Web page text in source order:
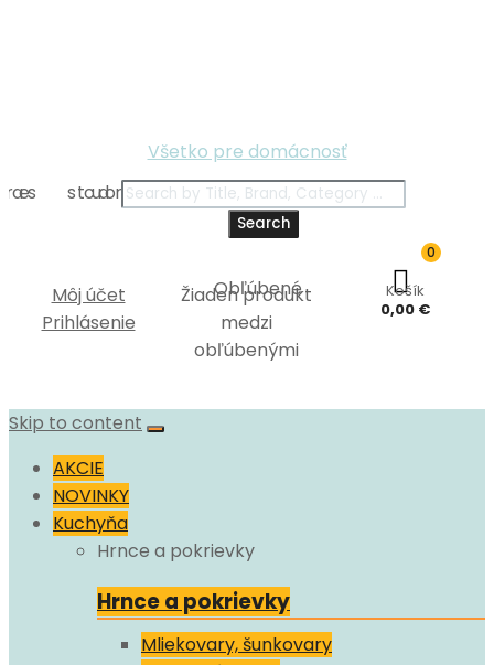
Všetko pre domácnosť
Search
Môj účet
Prihlásenie
Žiaden produkt
medzi
obľúbenými
Košík
0,00 €
0
Skip to content
AKCIE
NOVINKY
Kuchyňa
Hrnce a pokrievky
Hrnce a pokrievky
Mliekovary, šunkovary